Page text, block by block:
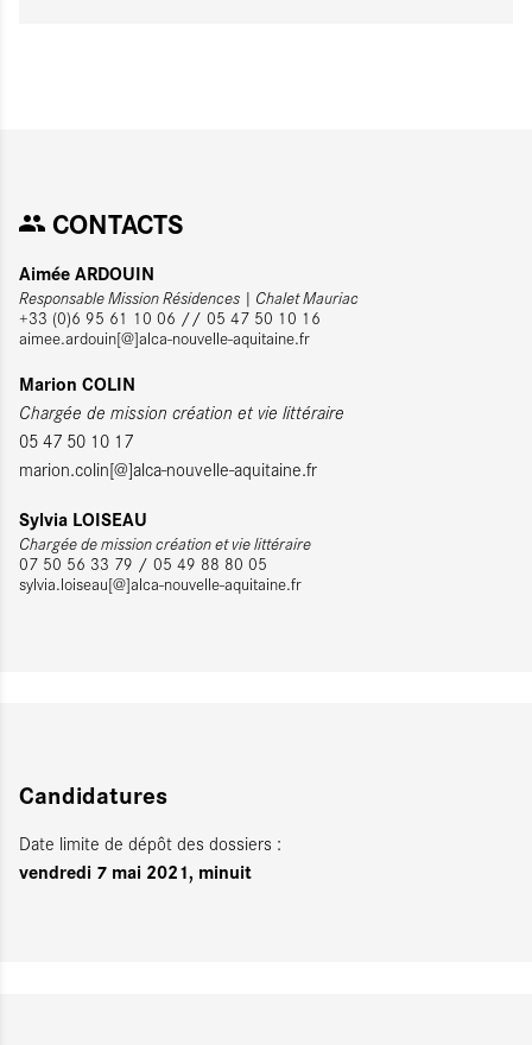
CONTACTS
Aimée ARDOUIN
Responsable Mission Résidences | Chalet Mauriac
+33 (0)6 95 61 10 06 // 05 47 50 10 16
aimee.ardouin[@]alca-nouvelle-aquitaine.fr
Marion COLIN
Chargée de mission création et vie littéraire
05 47 50 10 17
marion.colin[@]alca-nouvelle-aquitaine.fr
Sylvia LOISEAU
Chargée de mission création et vie littéraire
07 50 56 33 79 / 05 49 88 80 05
sylvia.loiseau[@]alca-nouvelle-aquitaine.fr
Candidatures
Date limite de dépôt des dossiers :
vendredi 7 mai 2021, minuit